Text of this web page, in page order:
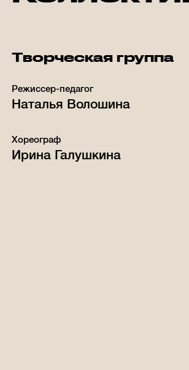
Творческая группа
Режиссер-педагог
Наталья Волошина
Хореограф
Ирина Галушкина